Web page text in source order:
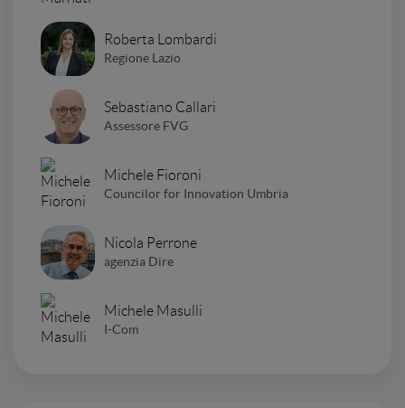
Roberta Lombardi
Regione Lazio
Sebastiano Callari
Assessore FVG
Michele Fioroni
Councilor for Innovation Umbria
Nicola Perrone
agenzia Dire
Michele Masulli
I-Com